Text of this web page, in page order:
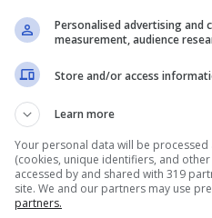
possiamo raggiungere
vede la maggior
Lago Maggiore .
action thriller tra
Einaudi, il
Personalised advertising
measurement, audience
Store and/or access
Learn more
Your personal data will be
(cookies, unique identifiers, and
accessed by and shared with 319
site. We and our partners may use
partners.